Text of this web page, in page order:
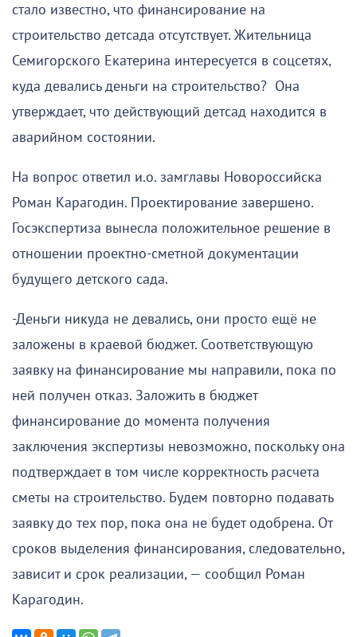
стало известно, что финансирование на
строительство детсада отсутствует. Жительница
Семигорского Екатерина интересуется в соцсетях,
куда девались деньги на строительство? Она
утверждает, что действующий детсад находится в
аварийном состоянии.
На вопрос ответил и.о. замглавы Новороссийска
Роман Карагодин. Проектирование завершено.
Госэкспертиза вынесла положительное решение в
отношении проектно-сметной документации
будущего детского сада.
-Деньги никуда не девались, они просто ещё не
заложены в краевой бюджет. Соответствующую
заявку на финансирование мы направили, пока по
ней получен отказ. Заложить в бюджет
финансирование до момента получения
заключения экспертизы невозможно, поскольку она
подтверждает в том числе корректность расчета
сметы на строительство. Будем повторно подавать
заявку до тех пор, пока она не будет одобрена. От
сроков выделения финансирования, следовательно,
зависит и срок реализации, — сообщил Роман
Карагодин.